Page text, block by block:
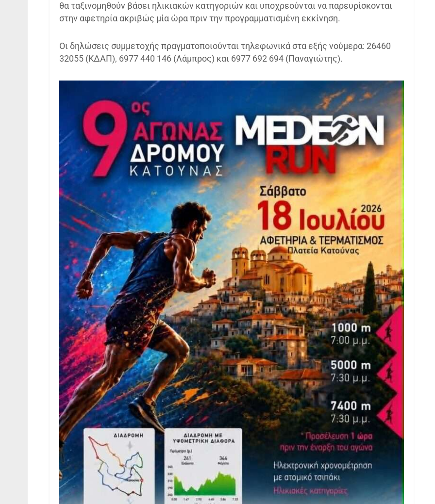
θα ταξινομηθούν βάσει ηλικιακών κατηγοριών και υποχρεούνται να παρευρίσκονται
στην αφετηρία ακριβώς μία ώρα πριν την προγραμματισμένη εκκίνηση.
Οι δηλώσεις συμμετοχής πραγματοποιούνται τηλεφωνικά στα εξής νούμερα: 26460
32055 (ΚΔΑΠ), 6977 440 146 (Λάμπρος) και 6977 692 694 (Παναγιώτης).